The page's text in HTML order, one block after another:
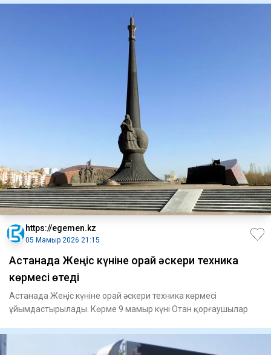
https://egemen.kz
05 Мамыр 2026 21:15
Астанада Жеңіс күніне орай әскери техника
көрмесі өтеді
Астанада Жеңіс күніне орай әскери техника көрмесі
ұйымдастырылады. Көрме 9 мамыр күні Отан қорғаушылар